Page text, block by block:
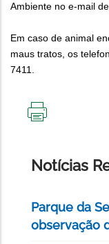
Ambiente no e-mail
Em caso de animal
maus tratos, os
7411.
Notícias
Parque da
observação